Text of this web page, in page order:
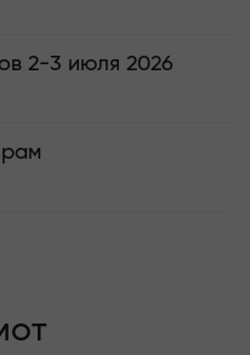
2-3 июля 2026